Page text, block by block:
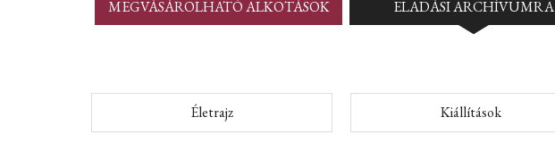
MEGVÁSÁROLHATÓ ALKOTÁSOK ELADÁSI ARCHÍVUMRA
Életrajz Kiállítások